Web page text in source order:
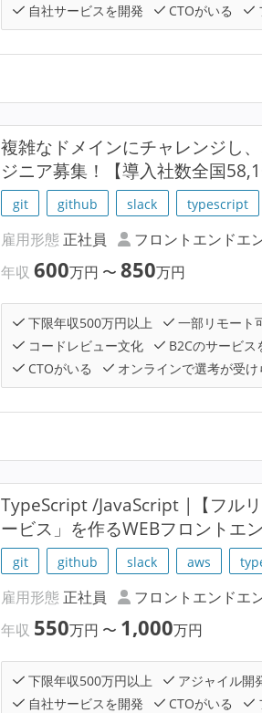
自社サービスを開発
CTOがいる
複雑なドメインにチャレンジし
ジニア募集！【導入社数全国
git github slack typescript
雇用形態 正社員 フロントエンドエ
年収600万円 〜850万円
下限年収500万円以上 一部リモート
コードレビュー文化
B2Cのサービス
CTOがいる
オンラインで選考が受け
TypeScript /JavaScript |【フル
ービス」を作るWEBフロントエ
git github slack aws
雇用形態 正社員 フロントエンドエ
年収 550万円 〜 1,000万円
下限年収500万円以上 アジャイル開
自社サービスを開発
CTOがいる